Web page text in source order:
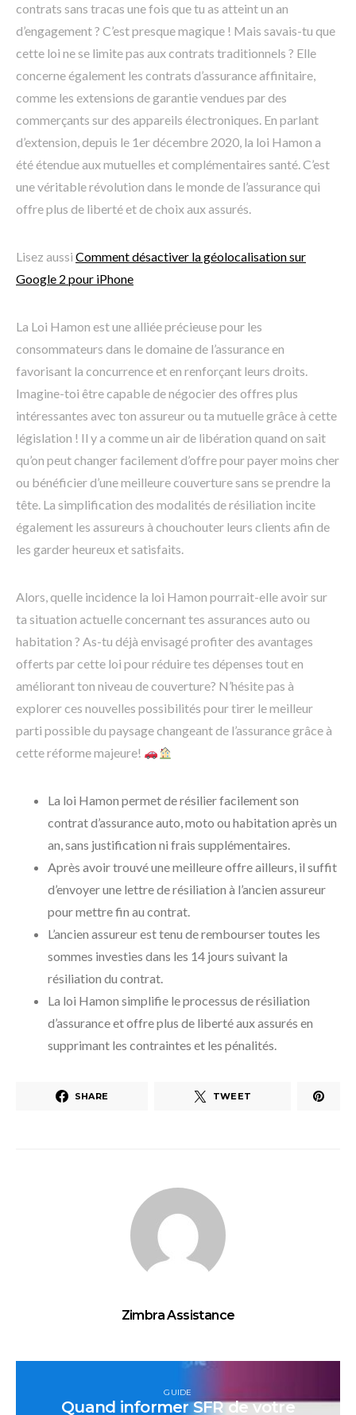
contrats sans tracas une fois que tu as atteint un an
d’engagement ? C’est presque magique ! Mais savais-tu que
cette loi ne se limite pas aux contrats traditionnels ? Elle
concerne également les contrats d’assurance affinitaire,
comme les extensions de garantie vendues par des
commerçants sur des appareils électroniques. En parlant
d’extension, depuis le 1er décembre 2020, la loi Hamon a
été étendue aux mutuelles et complémentaires santé. C’est
une véritable révolution dans le monde de l’assurance qui
offre plus de liberté et de choix aux assurés.
Lisez aussi Comment désactiver la géolocalisation sur
Google 2 pour iPhone
La Loi Hamon est une alliée précieuse pour les
consommateurs dans le domaine de l’assurance en
favorisant la concurrence et en renforçant leurs droits.
Imagine-toi être capable de négocier des offres plus
intéressantes avec ton assureur ou ta mutuelle grâce à cette
législation ! Il y a comme un air de libération quand on sait
qu’on peut changer facilement d’offre pour payer moins cher
ou bénéficier d’une meilleure couverture sans se prendre la
tête. La simplification des modalités de résiliation incite
également les assureurs à chouchouter leurs clients afin de
les garder heureux et satisfaits.
Alors, quelle incidence la loi Hamon pourrait-elle avoir sur
ta situation actuelle concernant tes assurances auto ou
habitation ? As-tu déjà envisagé profiter des avantages
offerts par cette loi pour réduire tes dépenses tout en
améliorant ton niveau de couverture? N’hésite pas à
explorer ces nouvelles possibilités pour tirer le meilleur
parti possible du paysage changeant de l’assurance grâce à
cette réforme majeure!
La loi Hamon permet de résilier facilement son
contrat d’assurance auto, moto ou habitation après un
an, sans justification ni frais supplémentaires.
Après avoir trouvé une meilleure offre ailleurs, il suffit
d’envoyer une lettre de résiliation à l’ancien assureur
pour mettre fin au contrat.
L’ancien assureur est tenu de rembourser toutes les
sommes investies dans les 14 jours suivant la
résiliation du contrat.
La loi Hamon simplifie le processus de résiliation
d’assurance et offre plus de liberté aux assurés en
supprimant les contraintes et les pénalités.
SHARE TWEET
Zimbra Assistance
GUIDE
Quand informer SFR de votre